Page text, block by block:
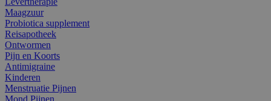
Maagzuur
Probiotica supplement
Reisapotheek
Ontwormen
Pijn en Koorts
Antimigraine
Kinderen
Menstruatie Pijnen
Mond Pijnen